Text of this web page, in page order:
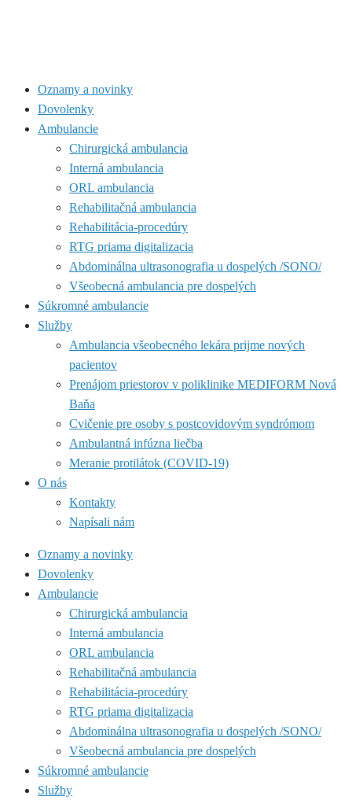
Oznamy a novinky
Dovolenky
Ambulancie
Chirurgická ambulancia
Interná ambulancia
ORL ambulancia
Rehabilitačná ambulancia
Rehabilitácia-procedúry
RTG priama digitalizacia
Abdominálna ultrasonografia u dospelých /SONO/
Všeobecná ambulancia pre dospelých
Súkromné ambulancie
Služby
Ambulancia všeobecného lekára prijme nových
pacientov
Prenájom priestorov v poliklinike MEDIFORM Nová
Baňa
Cvičenie pre osoby s postcovidovým syndrómom
Ambulantná infúzna liečba
Meranie protilátok (COVID-19)
O nás
Kontakty
Napísali nám
Oznamy a novinky
Dovolenky
Ambulancie
Chirurgická ambulancia
Interná ambulancia
ORL ambulancia
Rehabilitačná ambulancia
Rehabilitácia-procedúry
RTG priama digitalizacia
Abdominálna ultrasonografia u dospelých /SONO/
Všeobecná ambulancia pre dospelých
Súkromné ambulancie
Služby